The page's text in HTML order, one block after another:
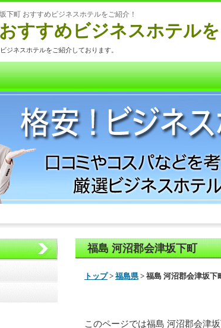
下町 おすすめビジネスホテルをご紹介！
すすめビジネスホテル
ジネスホテルをご紹介しております。
福島 河沼郡会津坂下町
トップ> 福島県> 福島 河沼郡会津坂下
このページでは福島 河沼郡会津